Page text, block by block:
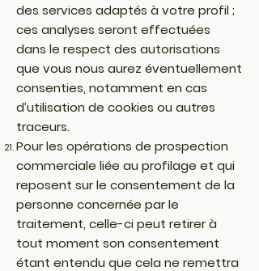
des services adaptés à votre profil ;
ces analyses seront effectuées
dans le respect des autorisations
que vous nous aurez éventuellement
consenties, notamment en cas
d’utilisation de cookies ou autres
traceurs.
Pour les opérations de prospection
commerciale liée au profilage et qui
reposent sur le consentement de la
personne concernée par le
traitement, celle-ci peut retirer à
tout moment son consentement
étant entendu que cela ne remettra